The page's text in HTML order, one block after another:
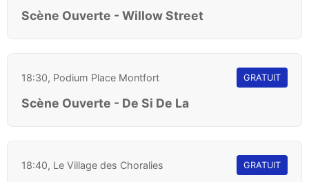
Scène Ouverte - Willow Street
18:30, Podium Place Montfort GRATUIT
Scène Ouverte - De Si De La
18:40, Le Village des Choralies GRATUIT